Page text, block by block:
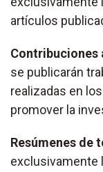
artículos
Contribuciones
se publicarán
realizadas en
promover la
Resúmenes de
exclusivamente